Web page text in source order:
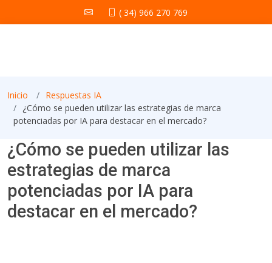
( 34) 966 270 769
Inicio
Respuestas IA
¿Cómo se pueden utilizar las estrategias de marca
potenciadas por IA para destacar en el mercado?
¿Cómo se pueden utilizar las
estrategias de marca
potenciadas por IA para
destacar en el mercado?